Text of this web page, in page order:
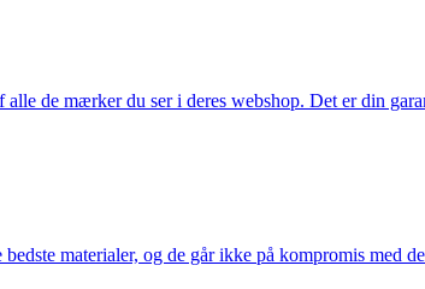
alle de mærker du ser i deres webshop. Det er din
materialer, og de går ikke på kompromis